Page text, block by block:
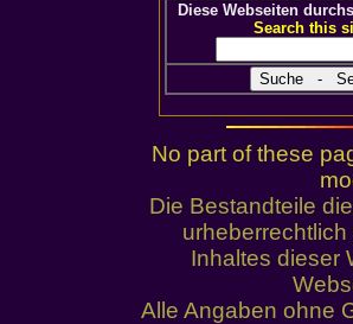
Diese Webseiten
Search this
No part of these
Die Bestandteile
Inhaltes dieser
Alle Angaben ohne